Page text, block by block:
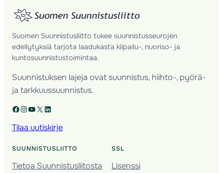
Suomen Suunnistusliitto tukee suunnistusseurojen
edellytyksiä tarjota laadukasta kilpailu-, nuoriso- ja
kuntosuunnistustoimintaa.
Suunnistuksen lajeja ovat suunnistus, hiihto-, pyörä-
ja tarkkuussuunnistus.
Facebook Instagram YouTube X LinkedIn
Tilaa uutiskirje
SUUNNISTUSLIITTO
Tietoa Suunnistusliitosta
SSL
Lisenssi